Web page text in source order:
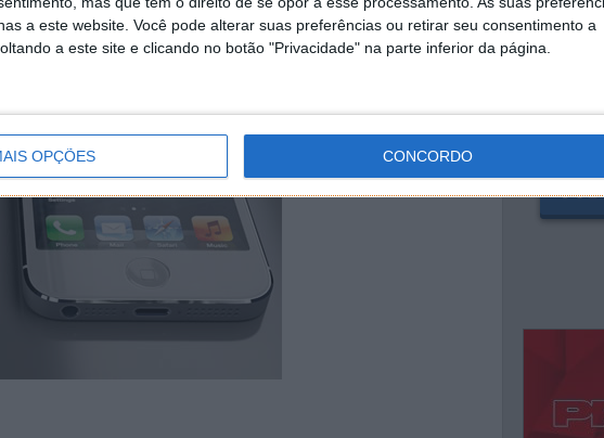
a este website. Você pode alterar suas preferências ou retirar seu consentimento a
a este site e clicando no botão "Privacidade" na parte inferior da página.
OPÇÕES CONCORDO